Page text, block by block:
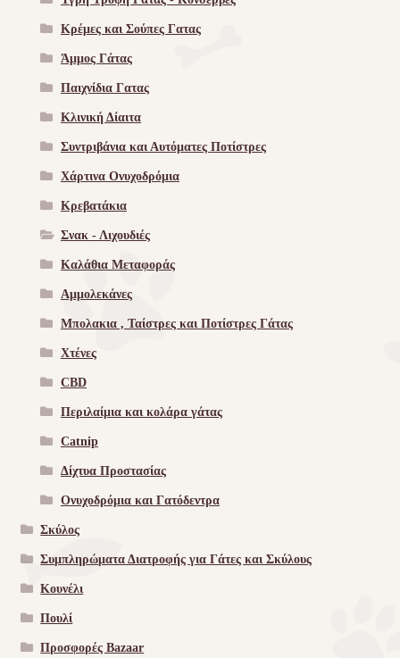
Κρέμες και Σούπες Γατας
Άμμος Γάτας
Παιχνίδια Γατας
Κλινική Δίαιτα
Συντριβάνια και Αυτόματες Ποτίστρες
Χάρτινα Ονυχοδρόμια
Κρεβατάκια
Σνακ - Λιχουδιές
Καλάθια Μεταφοράς
Αμμολεκάνες
Μπολακια , Ταίστρες και Ποτίστρες Γάτας
Χτένες
CBD
Περιλαίμια και κολάρα γάτας
Catnip
Δίχτυα Προστασίας
Ονυχοδρόμια και Γατόδεντρα
Σκύλος
Συμπληρώματα Διατροφής για Γάτες και Σκύλους
Κουνέλι
Πουλί
Προσφορές Bazaar